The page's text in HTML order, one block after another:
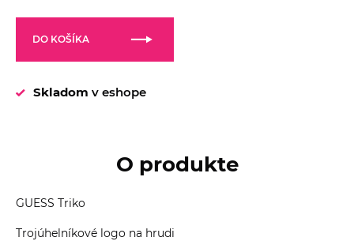
DO KOŠÍKA
Skladom v eshope
O produkte
GUESS Triko
Trojúhelníkové logo na hrudi